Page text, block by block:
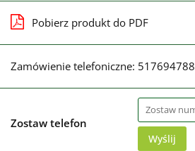
Pobierz produkt do PDF
Zamówienie telefoniczne: 517694788
Zostaw telefon
Wyślij